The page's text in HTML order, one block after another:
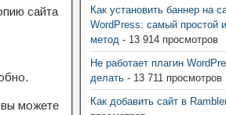
сайта
можете
Как установить баннер на
WordPress: самый простой
метод - 13 914 просмотров
Не работает плагин
делать - 13 711 просмотров
Как добавить сайт в